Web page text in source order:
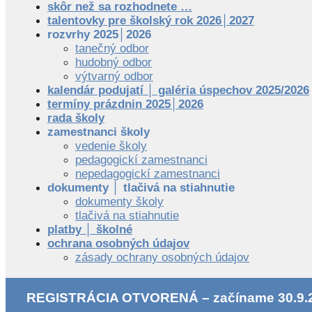
skôr než sa rozhodnete …
talentovky pre školský rok 2026│2027
rozvrhy 2025│2026
tanečný odbor
hudobný odbor
výtvarný odbor
kalendár podujatí │ galéria úspechov 2025/2026
termíny prázdnin 2025│2026
rada školy
zamestnanci školy
vedenie školy
pedagogickí zamestnanci
nepedagogickí zamestnanci
dokumenty │ tlačivá na stiahnutie
dokumenty školy
tlačivá na stiahnutie
platby │ školné
ochrana osobných údajov
zásady ochrany osobných údajov
REGISTRÁCIA OTVORENÁ – začíname